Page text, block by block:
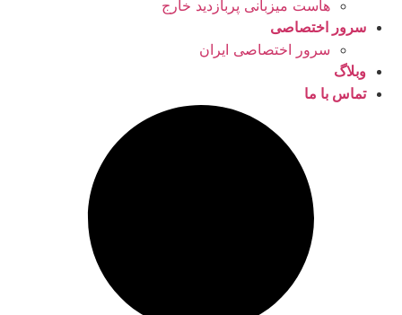
هاست میزبانی پربازدید خارج
سرور اختصاصی
سرور اختصاصی ایران
وبلاگ
تماس با ما